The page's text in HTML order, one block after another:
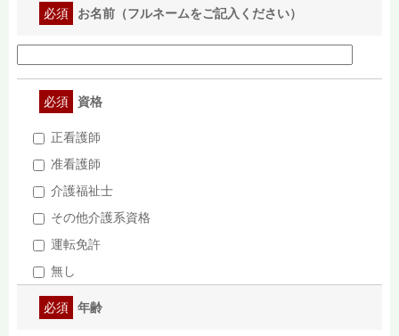
必須 お名前（フルネームをご記入ください）
必須 資格
正看護師
准看護師
介護福祉士
その他介護系資格
運転免許
無し
必須 年齢